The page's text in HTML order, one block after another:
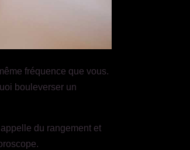
fréquence que vous.
bouleverser un
du rangement et